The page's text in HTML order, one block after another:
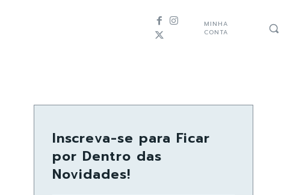
MINHA
CONTA
Inscreva-se para Ficar
por Dentro das
Novidades!